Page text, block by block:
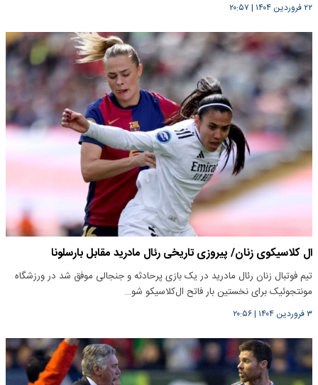
۲۲ فروردین ۱۴۰۴ | ۲۰:۵۷
ال کلاسیکوی زنان/ پیروزی تاریخی رئال مادرید مقابل بارسلونا
تیم فوتبال زنان رئال مادرید در یک بازی پرحادثه و جنجالی موفق شد در ورزشگاه
مونتجوئیک برای نخستین بار فاتح ال‌کلاسیکو شو…
۳ فروردین ۱۴۰۴ |۲۰:۵۶